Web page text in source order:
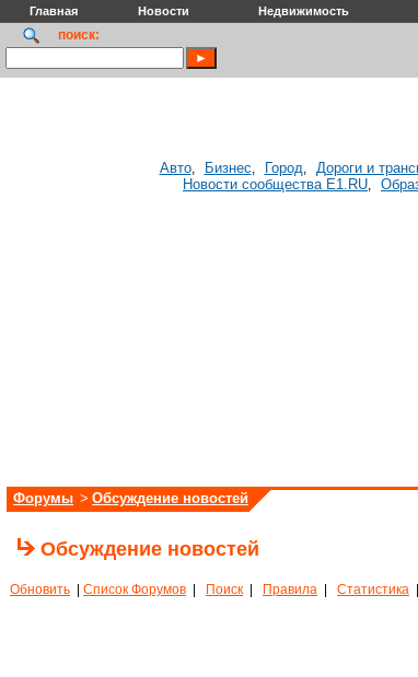
Главная Новости Недвижимость
поиск:
Авто, Бизнес, Город, Дороги и
Новости сообщества E1.RU,
Форумы > Обсуждение новостей
Обсуждение новостей
Обновить Список Форумов Поиск Правила Статистика